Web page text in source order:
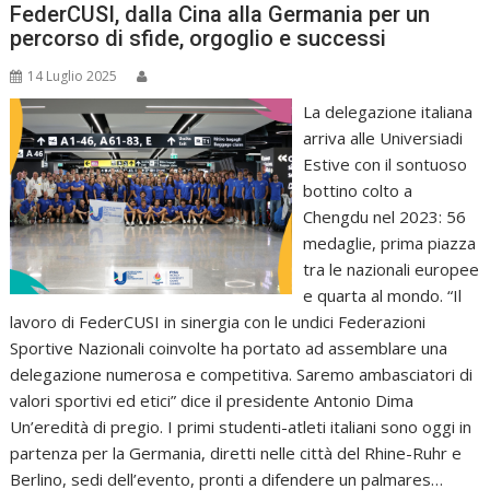
FederCUSI, dalla Cina alla Germania per un
percorso di sfide, orgoglio e successi
14 Luglio 2025
La delegazione italiana
arriva alle Universiadi
Estive con il sontuoso
bottino colto a
Chengdu nel 2023: 56
medaglie, prima piazza
tra le nazionali europee
e quarta al mondo. “Il
lavoro di FederCUSI in sinergia con le undici Federazioni
Sportive Nazionali coinvolte ha portato ad assemblare una
delegazione numerosa e competitiva. Saremo ambasciatori di
valori sportivi ed etici” dice il presidente Antonio Dima
Un’eredità di pregio. I primi studenti-atleti italiani sono oggi in
partenza per la Germania, diretti nelle città del Rhine-Ruhr e
Berlino, sedi dell’evento, pronti a difendere un palmares…